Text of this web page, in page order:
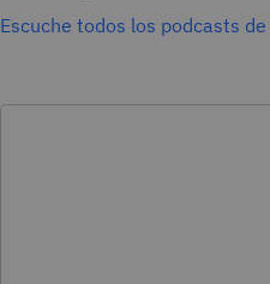
Escuche todos los podcasts